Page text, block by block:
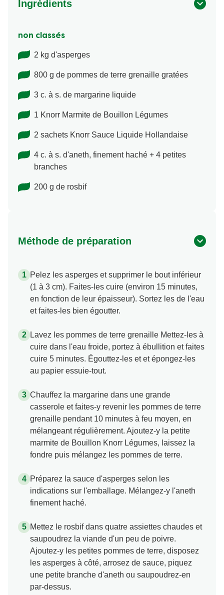
Ingrédients
non classés
2 kg d'asperges
800 g de pommes de terre grenaille gratées
3 c. à s. de margarine liquide
1 Knorr Marmite de Bouillon Légumes
2 sachets Knorr Sauce Liquide Hollandaise
4 c. à s. d'aneth, finement haché + 4 petites
branches
200 g de rosbif
Méthode de préparation
Pelez les asperges et supprimer le bout inférieur
(1 à 3 cm). Faites-les cuire (environ 15 minutes,
en fonction de leur épaisseur). Sortez les de l'eau
et faites-les bien égoutter.
Lavez les pommes de terre grenaille Mettez-les à
cuire dans l'eau froide, portez à ébullition et faites
cuire 5 minutes. Égouttez-les et et épongez-les
au papier essuie-tout.
Chauffez la margarine dans une grande
casserole et faites-y revenir les pommes de terre
grenaille pendant 10 minutes à feu moyen, en
mélangeant régulièrement. Ajoutez-y la petite
marmite de Bouillon Knorr Légumes, laissez la
fondre puis mélangez les pommes de terre.
Préparez la sauce d'asperges selon les
indications sur l'emballage. Mélangez-y l'aneth
finement haché.
Mettez le rosbif dans quatre assiettes chaudes et
saupoudrez la viande d'un peu de poivre.
Ajoutez-y les petites pommes de terre, disposez
les asperges à côté, arrosez de sauce, piquez
une petite branche d'aneth ou saupoudrez-en
par-dessus.